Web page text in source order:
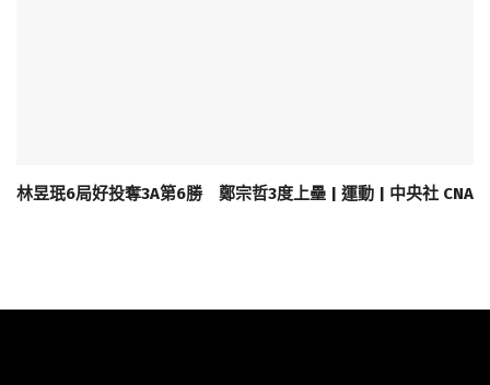
林昱珉6局好投奪3A第6勝 鄭宗哲3度上壘 | 運動 | 中央社 CNA